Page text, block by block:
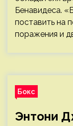
Бенавидеса.
поставить на
поражения и
Бокс
Энтони